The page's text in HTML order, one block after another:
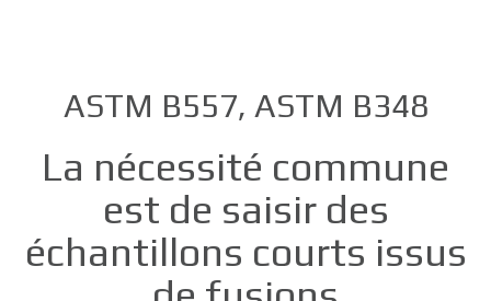
ASTM B557, ASTM B348
La nécessité commune
est de saisir des
échantillons courts issus